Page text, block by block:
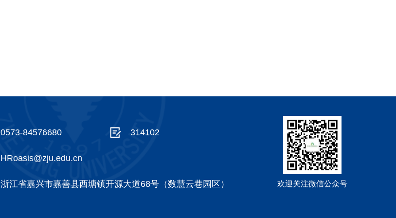
0573-84576680 314102
HRoasis@zju.edu.cn
浙江省嘉兴市嘉善县西塘镇开源大道68号（数慧云巷园区） 欢迎关注微信公众号